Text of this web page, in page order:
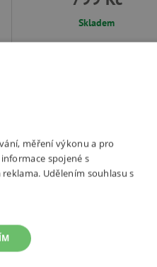
Skladem
měření výkonu a pro
spojené s
Udělením souhlasu s